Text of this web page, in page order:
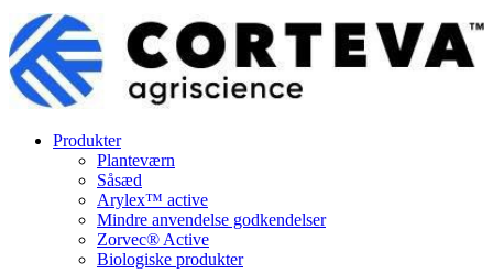
Produkter
Planteværn
Såsæd
Arylex™ active
Mindre anvendelse godkendelser
Zorvec® Active
Biologiske produkter